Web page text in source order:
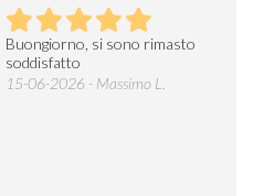
Buongiorno, si sono rimasto
soddisfatto
15-06-2026 - Massimo L.